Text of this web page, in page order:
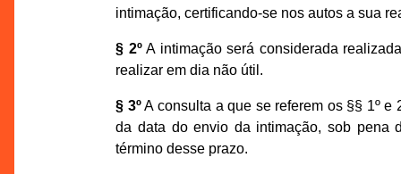
intimação, certificando-se nos autos a sua
§ 2ºA intimação será considerada
realizar em dia não útil.
§ 3ºA consulta a que se referem os §§ 1º e
da data do envio da intimação, sob pena
término desse prazo.